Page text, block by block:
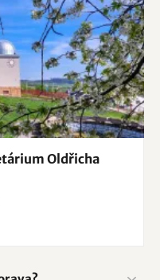
Oldřicha